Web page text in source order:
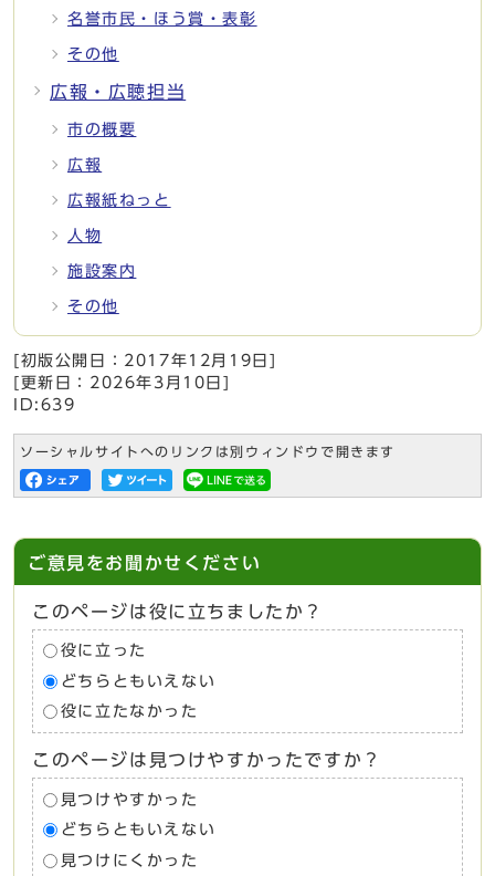
名誉市民・ほう賞・表彰
その他
広報・広聴担当
市の概要
広報
広報紙ねっと
人物
施設案内
その他
[初版公開日： 2017年12月19日
[更新日： 2026年3月10日
ID:639
ソーシャルサイトへのリンクは別ウィンドウで開きます
ご意見をお聞かせください
このページは役に立ちましたか？
役に立った
どちらともいえない
役に立たなかった
このページは見つけやすかったですか？
見つけやすかった
どちらともいえない
見つけにくかった